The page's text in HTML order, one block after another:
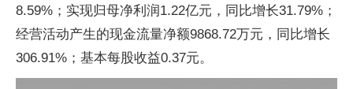
8.59%；实现归母净利润1.22亿元，同比增长31.79%；
经营活动产生的现金流量净额9868.72万元，同比增长
306.91%；基本每股收益0.37元。